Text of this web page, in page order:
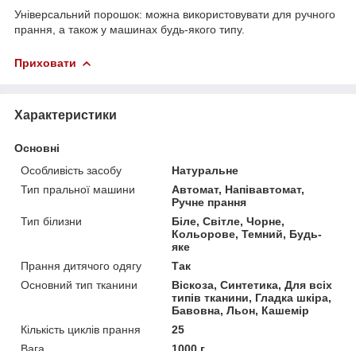
Універсальний порошок: можна використовувати для ручного
прання, а також у машинах будь-якого типу.
Приховати
Характеристики
Основні
Особливість засобу
Натуральне
Тип пральної машини
Автомат, Напівавтомат,
Ручне прання
Тип білизни
Біле, Світле, Чорне,
Кольорове, Темний, Будь-
яке
Прання дитячого одягу
Так
Основний тип тканини
Віскоза, Синтетика, Для всіх
типів тканини, Гладка шкіра,
Бавовна, Льон, Кашемір
Кількість циклів прання
25
Вага
1000 г